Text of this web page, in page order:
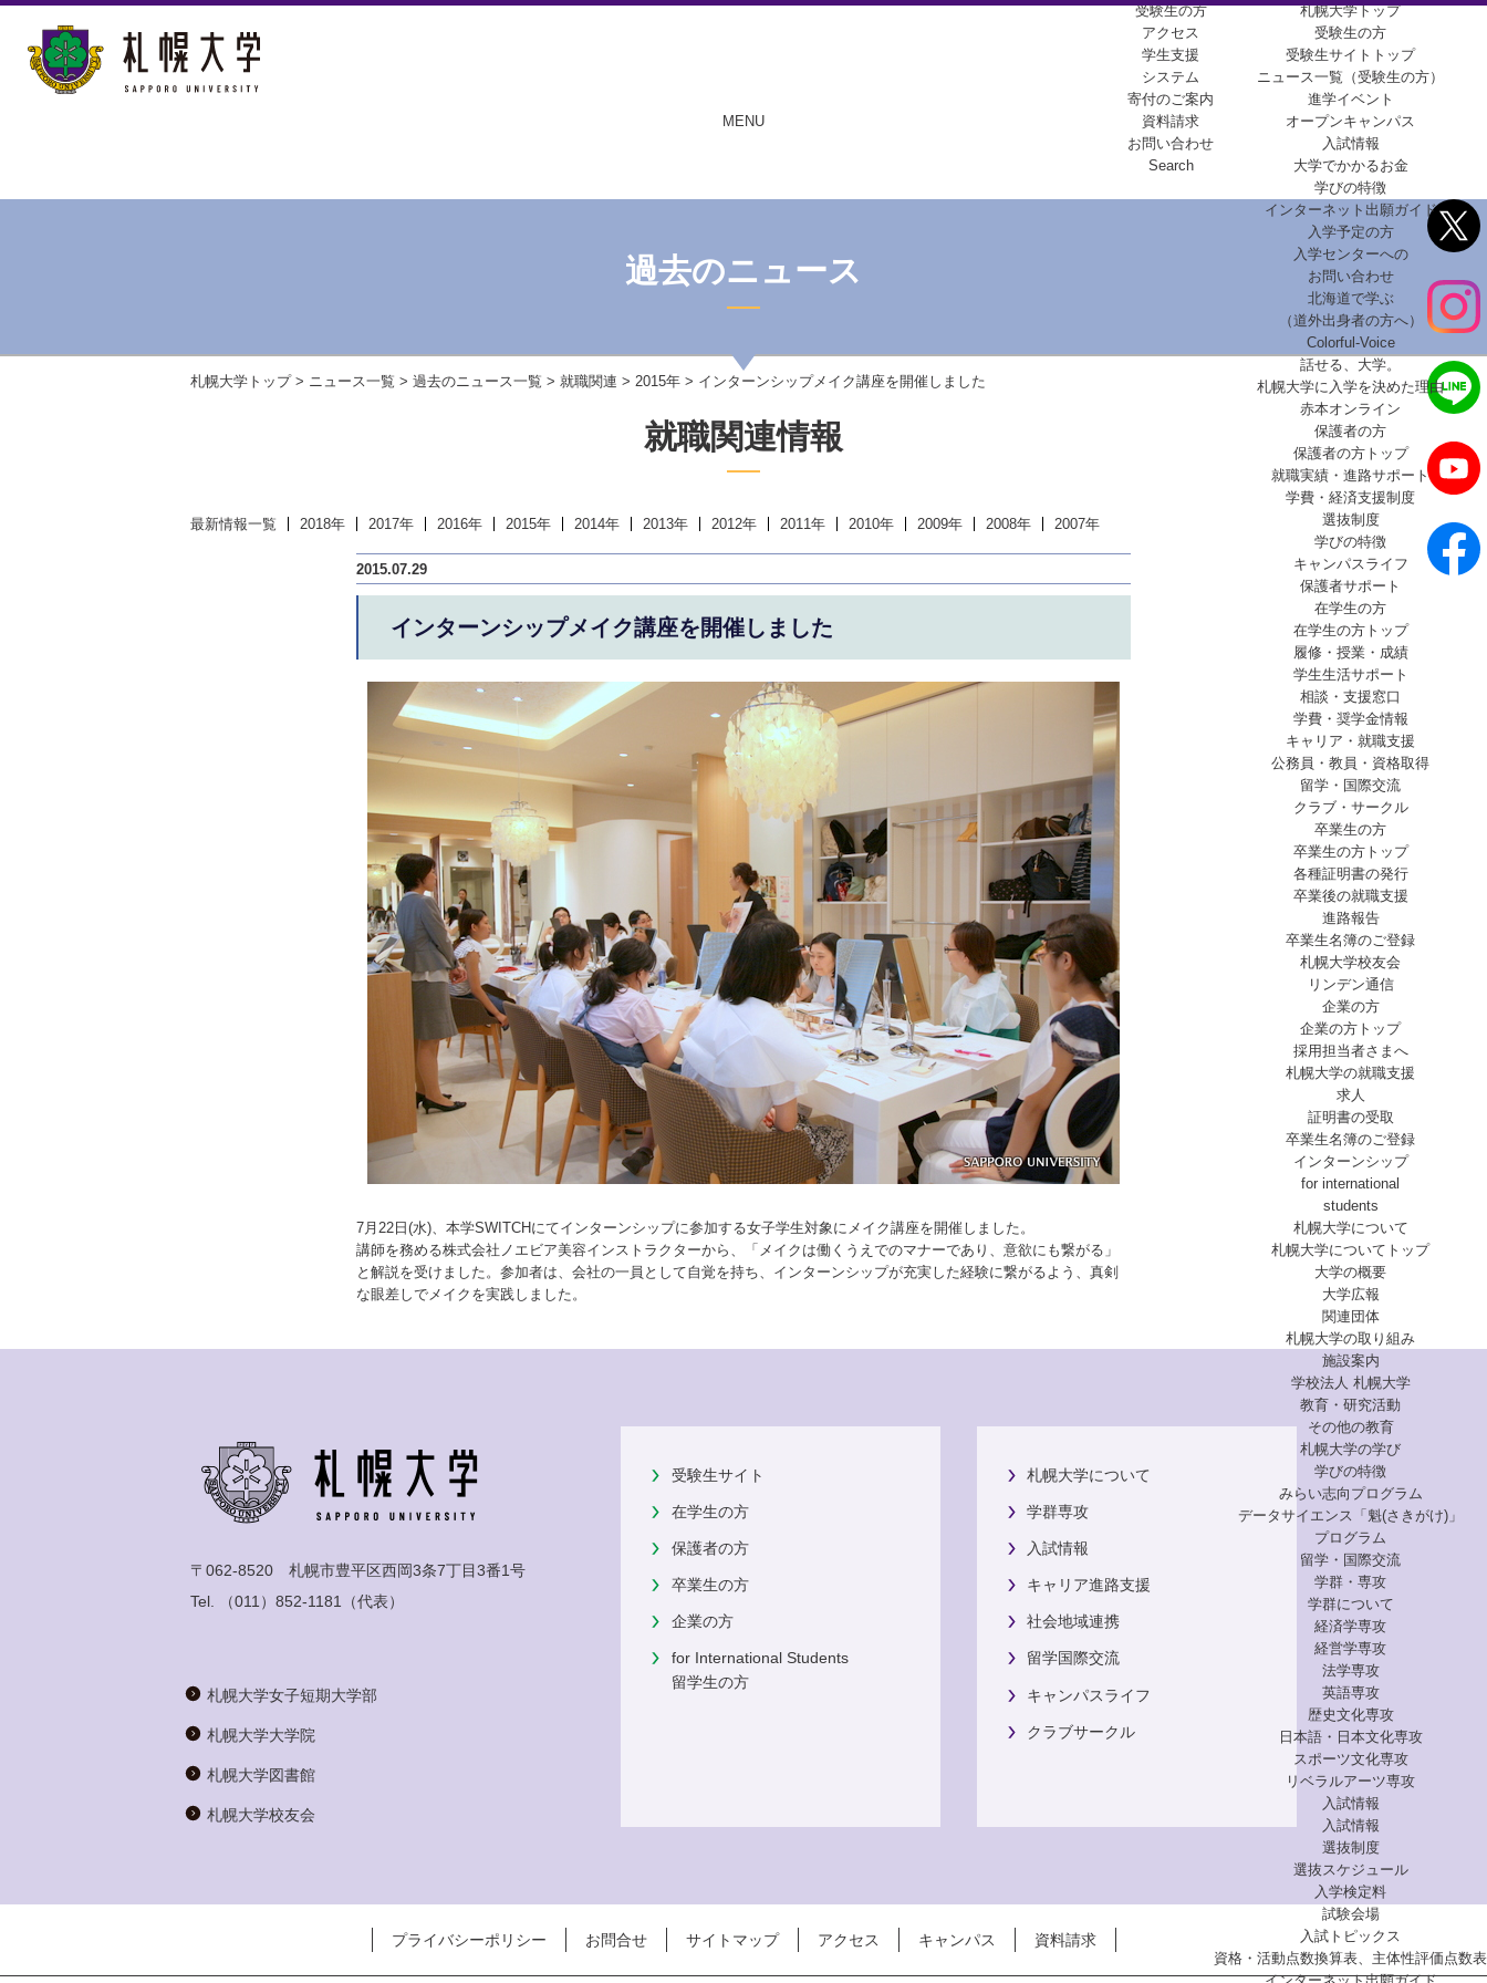
MENU
受験生の方
アクセス
学生支援
システム
寄付のご案内
資料請求
お問い合わせ
Search
札幌大学トップ
受験生の方
受験生サイトトップ
ニュース一覧（受験生の方）
進学イベント
オープンキャンパス
入試情報
大学でかかるお金
学びの特徴
インターネット出願ガイド
入学予定の方
入学センターへの
お問い合わせ
北海道で学ぶ
（道外出身者の方へ）
Colorful-Voice
話せる、大学。
札幌大学に入学を決めた理由
赤本オンライン
保護者の方
保護者の方トップ
就職実績・進路サポート
学費・経済支援制度
選抜制度
学びの特徴
キャンパスライフ
保護者サポート
在学生の方
在学生の方トップ
履修・授業・成績
学生生活サポート
相談・支援窓口
学費・奨学金情報
キャリア・就職支援
公務員・教員・資格取得
留学・国際交流
クラブ・サークル
卒業生の方
卒業生の方トップ
各種証明書の発行
卒業後の就職支援
進路報告
卒業生名簿のご登録
札幌大学校友会
リンデン通信
企業の方
企業の方トップ
採用担当者さまへ
札幌大学の就職支援
求人
証明書の受取
卒業生名簿のご登録
インターンシップ
for international
students
札幌大学について
札幌大学についてトップ
大学の概要
大学広報
関連団体
札幌大学の取り組み
施設案内
学校法人 札幌大学
教育・研究活動
その他の教育
札幌大学の学び
学びの特徴
みらい志向プログラム
データサイエンス「魁(さきがけ)」
プログラム
留学・国際交流
学群・専攻
学群について
経済学専攻
経営学専攻
法学専攻
英語専攻
歴史文化専攻
日本語・日本文化専攻
スポーツ文化専攻
リベラルアーツ専攻
入試情報
入試情報
選抜制度
選抜スケジュール
入学検定料
試験会場
入試トピックス
資格・活動点数換算表、主体性評価点数表
過去のニュース
札幌大学トップ> ニュース一覧 > 過去のニュース一覧 > 就職関連 > 2015年 > インターンシップメイク講座を開催しました
就職関連情報
最新情報一覧 2018年 2017年 2016年 2015年 2014年 2013年 2012年 2011年 2010年 2009年 2008年 2007年
2015.07.29
インターンシップメイク講座を開催しました
7月22日(水)、本学SWITCHにてインターンシップに参加する女子学生対象にメイク講座を開催しました。
講師を務める株式会社ノエビア美容インストラクターから、「メイクは働くうえでのマナーであり、意欲にも繋がる」
と解説を受けました。参加者は、会社の一員として自覚を持ち、インターンシップが充実した経験に繋がるよう、真剣
な眼差しでメイクを実践しました。
〒062-8520 札幌市豊平区西岡3条7丁目3番1号
Tel.
（011）852-1181 （代表）
札幌大学女子短期大学部
札幌大学大学院
札幌大学図書館
札幌大学校友会
受験生サイト
在学生の方
保護者の方
卒業生の方
企業の方
for International Students
留学生の方
札幌大学について
学群専攻
入試情報
キャリア進路支援
社会地域連携
留学国際交流
キャンパスライフ
クラブサークル
プライバシーポリシー お問合せ サイトマップ アクセス キャンパス 資料請求